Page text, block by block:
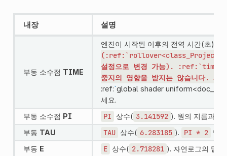
내장 설명
부동 소수점 TIME
엔진이 시작된 이후의 전역 시간(초)입
설정으로 변경 가능).
중지의 영향을 받지는 않습니다. 시간
:ref:`global shader
세요.
부동 소수점 PI PI 상수( 3.141592 ). 원의 지름과 반
부동 TAU TAU 상수( 6.283185 ). PI * 2 및
부동 E E 상수( 2.718281 ). 자연로그의 밑